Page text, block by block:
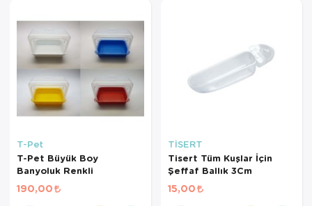
T-Pet
T-Pet Büyük Boy
Banyoluk Renkli
190,00
TİSERT
Tisert Tüm Kuşlar İçin
Şeffaf Ballık 3Cm
15,00